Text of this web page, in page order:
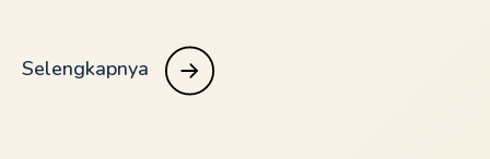
Selengkapnya